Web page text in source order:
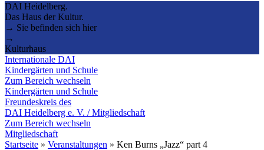
DAI Heidelberg.
Das Haus der Kultur.
→ Sie befinden sich hier
→
Kulturhaus
Internationale DAI
Kindergärten und Schule
Zum Bereich wechseln
Kindergärten und Schule
Freundeskreis des
DAI Heidelberg e. V. / Mitgliedschaft
Zum Bereich wechseln
Mitgliedschaft
Startseite » Veranstaltungen » Ken Burns „Jazz“ part 4